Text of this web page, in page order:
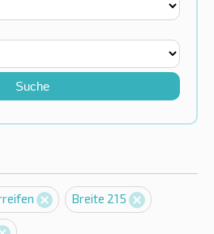
Suche
Breite 215